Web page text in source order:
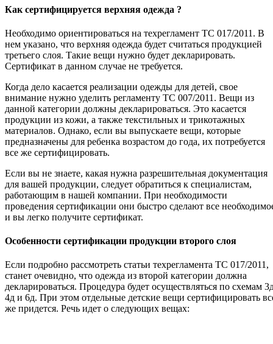
Как сертифицируется верхняя одежда ?
Необходимо ориентироваться на техрегламент ТС 017/2011. В
нем указано, что верхняя одежда будет считаться продукцией
третьего слоя. Такие вещи нужно будет декларировать.
Сертификат в данном случае не требуется.
Когда дело касается реализации одежды для детей, свое
внимание нужно уделить регламенту ТС 007/2011. Вещи из
данной категории должны декларироваться. Это касается
продукции из кожи, а также текстильных и трикотажных
материалов. Однако, если вы выпускаете вещи, которые
предназначены для ребенка возрастом до года, их потребуется
все же сертифицировать.
Если вы не знаете, какая нужна разрешительная документация
для вашей продукции, следует обратиться к специалистам,
работающим в нашей компании. При необходимости
проведения сертификации они быстро сделают все
и вы легко получите сертификат.
Особенности сертификации продукции второго слоя
Если подробно рассмотреть статьи техрегламента ТС 017/2011,
станет очевидно, что одежда из второй категории должна
декларироваться. Процедура будет осуществляться по схемам
4д и 6д. При этом отдельные детские вещи сертифицировать
же придется. Речь идет о следующих вещах: